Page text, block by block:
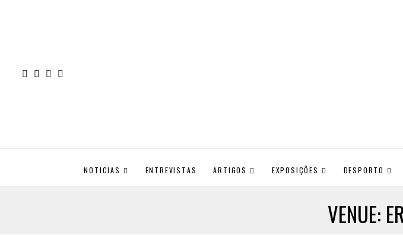
NOTICIAS ENTREVISTAS ARTIGOS EXPOSIÇÕES DESPORTO
VENUE: